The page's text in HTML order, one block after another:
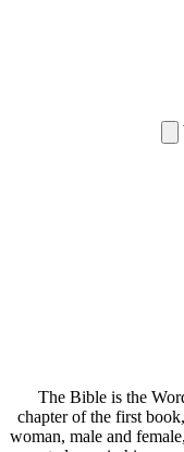
The Bible is the
chapter of the first
woman, male and